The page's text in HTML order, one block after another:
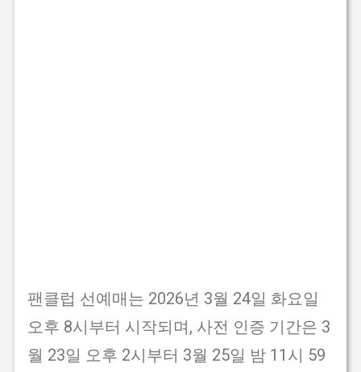
팬클럽 선예매는 2026년 3월 24일 화요일
오후 8시부터 시작되며, 사전 인증 기간은 3
월 23일 오후 2시부터 3월 25일 밤 11시 59